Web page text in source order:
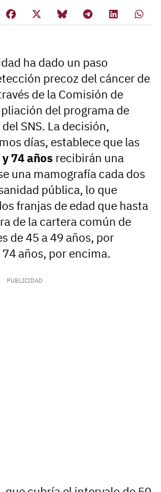
ha dado un paso
precoz del cáncer de
de la Comisión de
del programa de
SNS. La decisión,
días, establece que las
74 años recibirán una
una mamografía cada dos
pública, lo que
franjas de edad que hasta
de la cartera común de
de 45 a 49 años, por
años, por encima.